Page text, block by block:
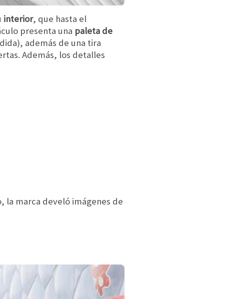
interior, que hasta el
presenta una paleta de
además de una tira
Además, los detalles
la marca develó imágenes de